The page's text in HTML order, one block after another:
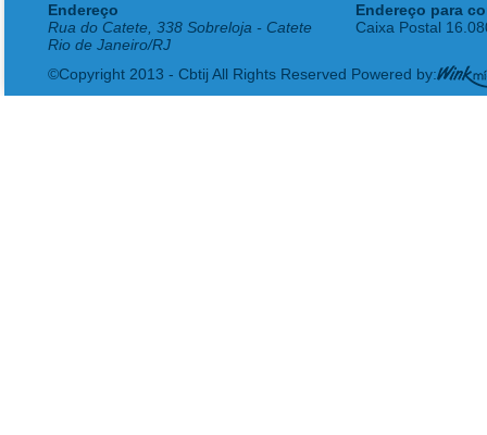
Endereço
Rua do Catete, 338 Sobreloja - Catete
Rio de Janeiro/RJ
Endereço para
Caixa Postal
©Copyright 2013 - Cbtij All Rights Reserved Powered by: